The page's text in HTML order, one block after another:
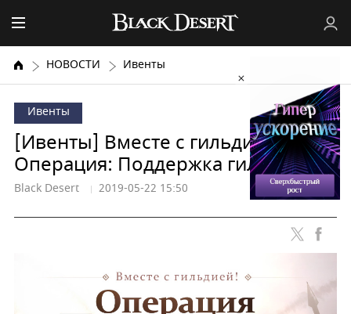
НОВОСТИ Ивенты
Ивенты
[Ивенты] Вместе с гильдией!
Операция: Поддержка гильдии
Black Desert 2019-05-22 15:50